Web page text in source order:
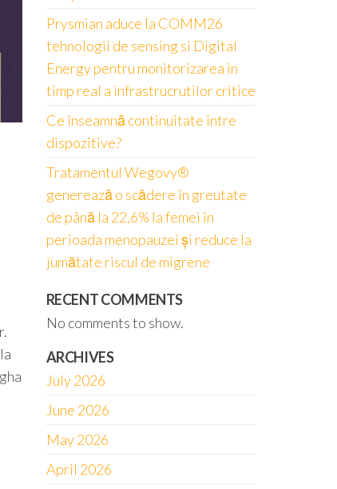
Prysmian aduce la COMM26
tehnologii de sensing si Digital
Energy pentru monitorizarea in
timp real a infrastrucrutilor critice
Ce înseamnă continuitate între
dispozitive?
Tratamentul Wegovy®
generează o scădere în greutate
de până la 22,6% la femei în
perioada menopauzei și reduce la
jumătate riscul de migrene
RECENT COMMENTS
No comments to show.
ARCHIVES
July 2026
June 2026
May 2026
April 2026